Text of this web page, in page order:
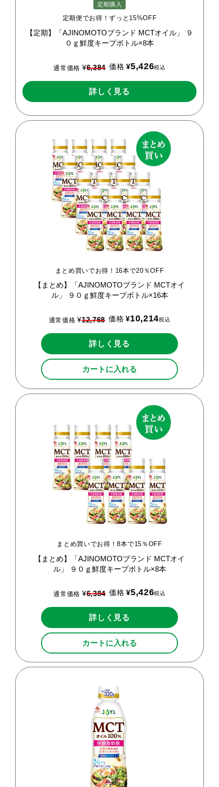
定期購入
定期便でお得！ずっと15%OFF
【定期】「AJINOMOTOブランド MCTオイル」
９
０ｇ鮮度キープボトル×8本
通常価格 ¥6,384 価格 ¥5,426税込
詳しく見る
まとめ買いでお得！16本で20％OFF
【まとめ】「AJINOMOTOブランド MCTオイ
ル」
９０ｇ鮮度キープボトル×16本
通常価格 ¥12,768 価格 ¥10,214税込
詳しく見る
カートに入れる
まとめ買いでお得！8本で15％OFF
【まとめ】「AJINOMOTOブランド MCTオイ
ル」
９０ｇ鮮度キープボトル×8本
通常価格 ¥6,384 価格 ¥5,426税込
詳しく見る
カートに入れる